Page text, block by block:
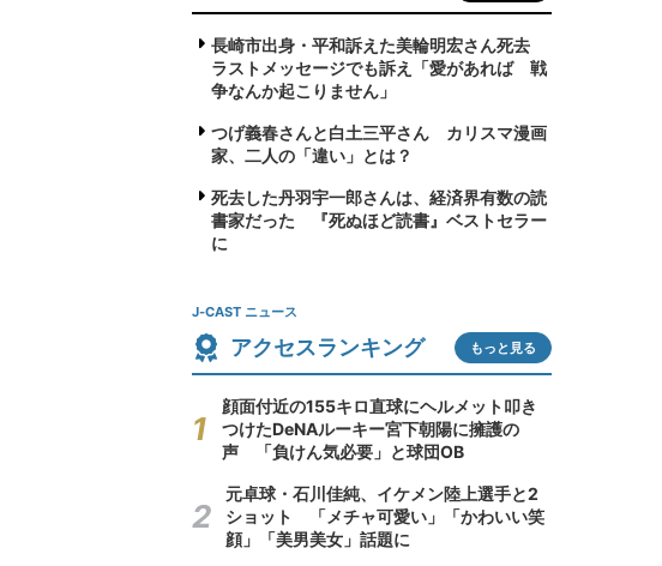
長崎市出身・平和訴えた美輪明宏さん死去
ラストメッセージでも訴え「愛があれば 戦
争なんか起こりません」
つげ義春さんと白土三平さん カリスマ漫画
家、二人の「違い」とは？
死去した丹羽宇一郎さんは、経済界有数の読
書家だった 『死ぬほど読書』ベストセラー
に
J-CAST ニュース
アクセスランキング もっと見る
顔面付近の155キロ直球にヘルメット叩き
つけたDeNAルーキー宮下朝陽に擁護の
声 「負けん気必要」と球団OB
元卓球・石川佳純、イケメン陸上選手と2
ショット 「メチャ可愛い」「かわいい笑
顔」「美男美女」話題に